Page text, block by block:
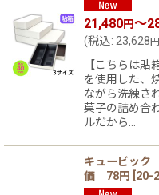
21,480円～
(税込: 23,628 円
【こちらは貼
を使用した、
ながら洗練さ
菓子の詰め合
ルだから…
キュービッ
価 78円
20-